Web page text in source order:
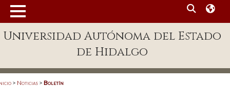
Enlaces
Universidad Autónoma del Estado
de Hidalgo
> Noticias > Boletín